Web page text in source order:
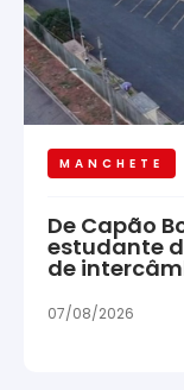
MANCHETE
De Capão
estudante
de
07/08/2026